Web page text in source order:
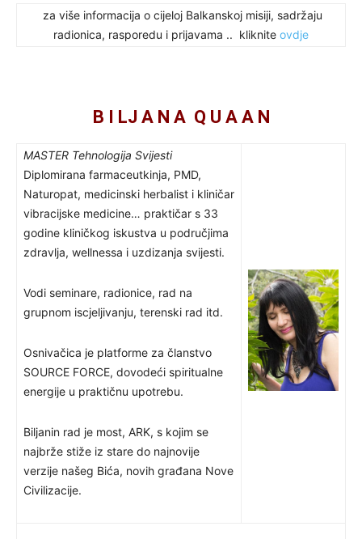
za više informacija o cijeloj Balkanskoj misiji, sadržaju
radionica, rasporedu i prijavama .. kliknite ovdje
B I LJ A N A Q U A A N
MASTER Tehnologija Svijesti
Diplomirana farmaceutkinja, PMD,
Naturopat, medicinski herbalist i kliničar
vibracijske medicine… praktičar s 33
godine kliničkog iskustva u područjima
zdravlja, wellnessa i uzdizanja svijesti.
Vodi seminare, radionice, rad na
grupnom iscjeljivanju, terenski rad itd.
Osnivačica je platforme za članstvo
SOURCE FORCE, dovodeći spiritualne
energije u praktičnu upotrebu.
Biljanin rad je most, ARK, s kojim se
najbrže stiže iz stare do najnovije
verzije našeg Bića, novih građana Nove
Civilizacije.